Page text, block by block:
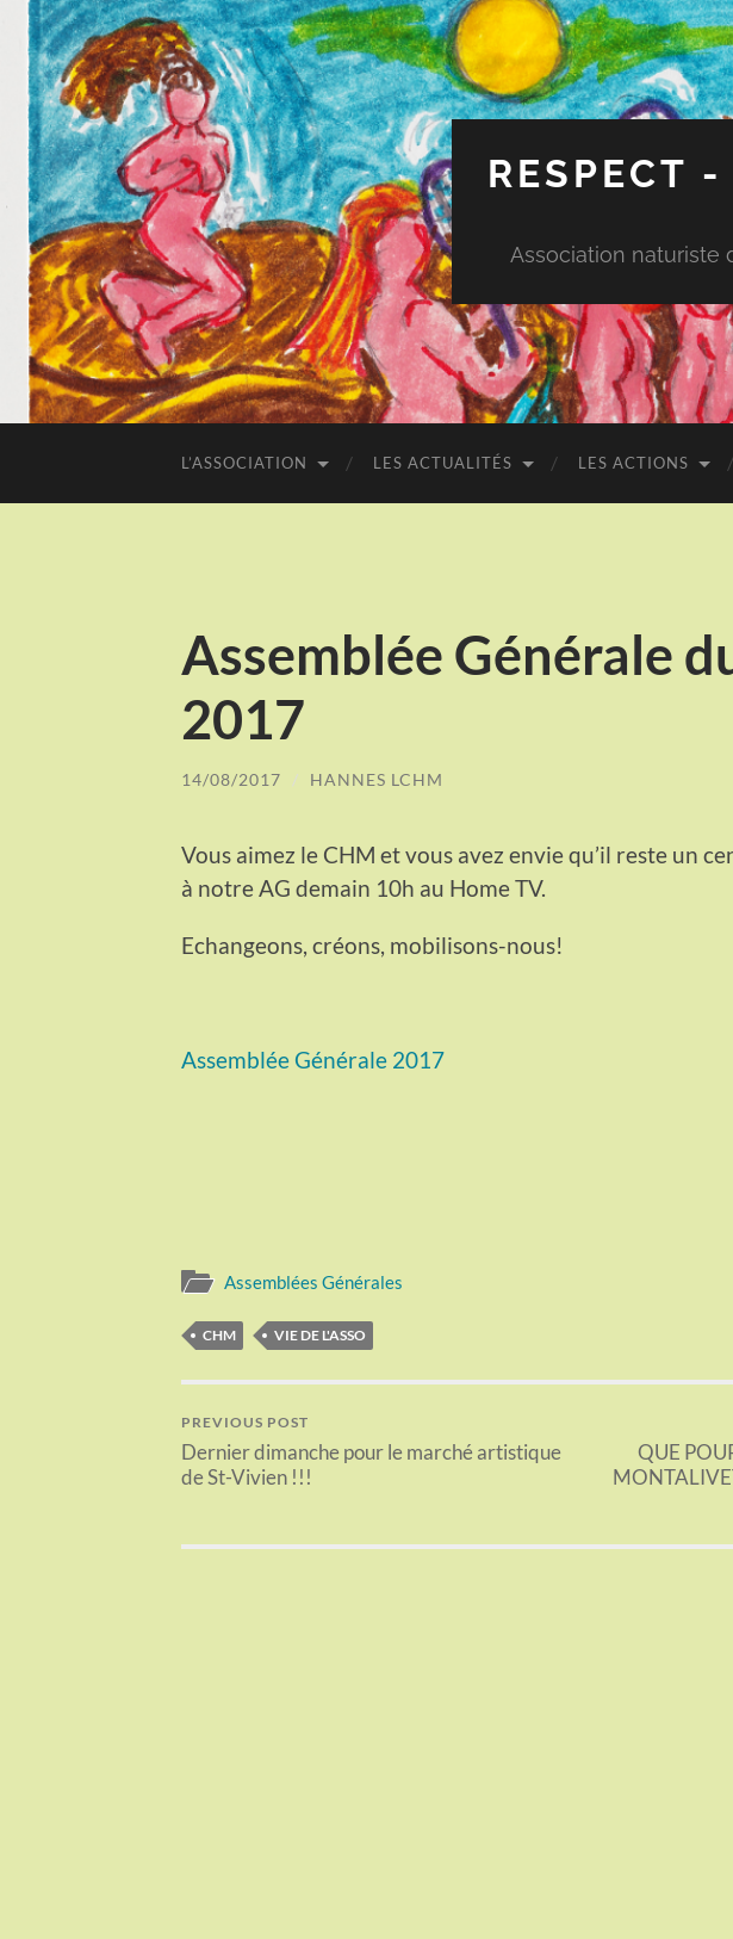
RESPECT
Association naturiste
L’ASSOCIATION LES ACTUALITÉS LES ACTIONS
Assemblée Générale
2017
14/08/2017 / HANNES LCHM
Vous aimez le CHM et vous avez envie qu’il reste un
à notre AG demain 10h au Home TV.
Echangeons, créons, mobilisons-nous!
Assemblée Générale 2017
Assemblées Générales
CHM VIE DE L'ASSO
PREVIOUS POST
Dernier dimanche pour le marché artistique
de St-Vivien !!!
QUE